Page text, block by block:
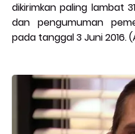
dikirimkan paling lambat
dan pengumuman
pada tanggal 3 Juni 2016.